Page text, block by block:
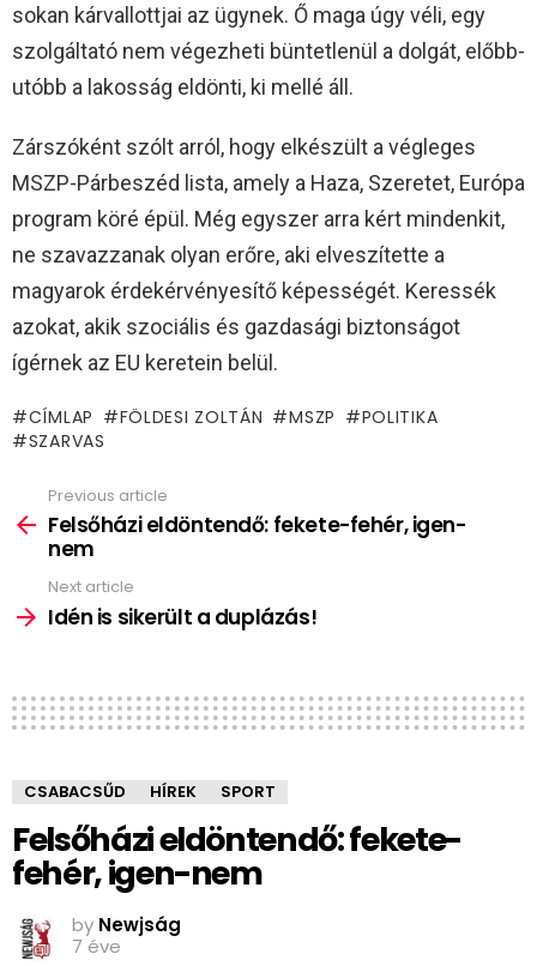
sokan kárvallottjai az ügynek. Ő maga úgy véli, egy
szolgáltató nem végezheti büntetlenül a dolgát, előbb-
utóbb a lakosság eldönti, ki mellé áll.
Zárszóként szólt arról, hogy elkészült a végleges
MSZP-Párbeszéd lista, amely a Haza, Szeretet, Európa
program köré épül. Még egyszer arra kért mindenkit,
ne szavazzanak olyan erőre, aki elveszítette a
magyarok érdekérvényesítő képességét. Keressék
azokat, akik szociális és gazdasági biztonságot
ígérnek az EU keretein belül.
CÍMLAP FÖLDESI ZOLTÁN MSZP
POLITIKA
SZARVAS
more
Previous article
Felsőházi eldöntendő: fekete-fehér, igen-
nem
Next article
Idén is sikerült a duplázás!
CSABACSŰD HÍREK SPORT
Felsőházi eldöntendő: fekete-
fehér, igen-nem
by Newjság
7 éve